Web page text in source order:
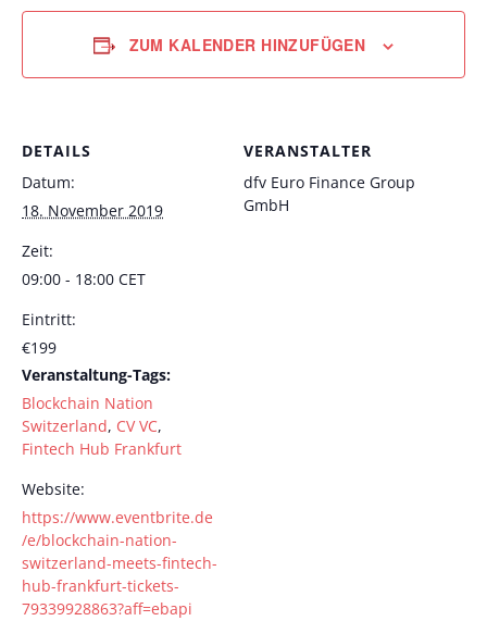
ZUM KALENDER HINZUFÜGEN
DETAILS
Datum:
18. November 2019
Zeit:
09:00 - 18:00 CET
Eintritt:
€199
Veranstaltung-Tags:
Blockchain Nation
Switzerland, CV VC,
Fintech Hub Frankfurt
Website:
https://www.eventbrite.de
/e/blockchain-nation-
switzerland-meets-fintech-
hub-frankfurt-tickets-
79339928863?aff=ebapi
VERANSTALTER
dfv Euro Finance Group
GmbH